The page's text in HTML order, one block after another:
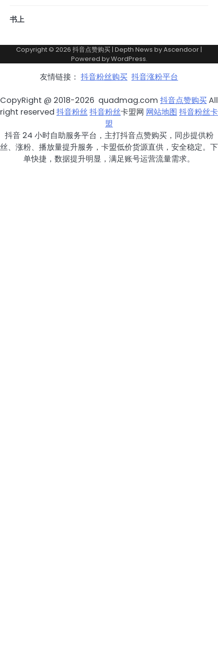
书上
Copyright © 2026 抖音点赞购买| Depth News byAscendoor|
Powered byWordPress.
友情链接： 抖音粉丝购买 抖音涨粉平台
CopyRight @ 2018-2026 quadmag.com 抖音点赞购买All
right reserved 抖音粉丝抖音粉丝卡盟网 网站地图 抖音粉丝卡
盟
抖音 24 小时自助服务平台，主打抖音点赞购买，同步提供粉
丝、涨粉、播放量提升服务，卡盟低价货源直供，安全稳定。下
单快捷，数据提升明显，满足账号运营流量需求。